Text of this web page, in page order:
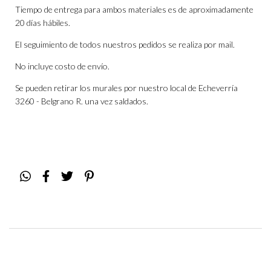
Tiempo de entrega para ambos materiales es de aproximadamente
20 días hábiles.
El seguimiento de todos nuestros pedidos se realiza por mail.
No incluye costo de envío.
Se pueden retirar los murales por nuestro local de Echeverría
3260 - Belgrano R. una vez saldados.